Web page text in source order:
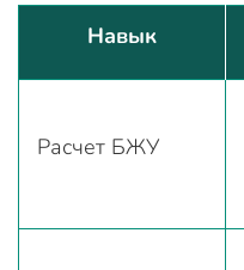
Навык
Расчет БЖУ